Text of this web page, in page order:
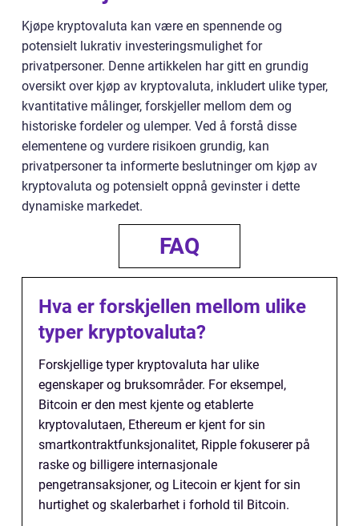
Kjøpe kryptovaluta kan være en spennende og
potensielt lukrativ investeringsmulighet for
privatpersoner. Denne artikkelen har gitt en grundig
oversikt over kjøp av kryptovaluta, inkludert ulike typer,
kvantitative målinger, forskjeller mellom dem og
historiske fordeler og ulemper. Ved å forstå disse
elementene og vurdere risikoen grundig, kan
privatpersoner ta informerte beslutninger om kjøp av
kryptovaluta og potensielt oppnå gevinster i dette
dynamiske markedet.
FAQ
Hva er forskjellen mellom ulike
typer kryptovaluta?
Forskjellige typer kryptovaluta har ulike
egenskaper og bruksområder. For eksempel,
Bitcoin er den mest kjente og etablerte
kryptovalutaen, Ethereum er kjent for sin
smartkontraktfunksjonalitet, Ripple fokuserer på
raske og billigere internasjonale
pengetransaksjoner, og Litecoin er kjent for sin
hurtighet og skalerbarhet i forhold til Bitcoin.